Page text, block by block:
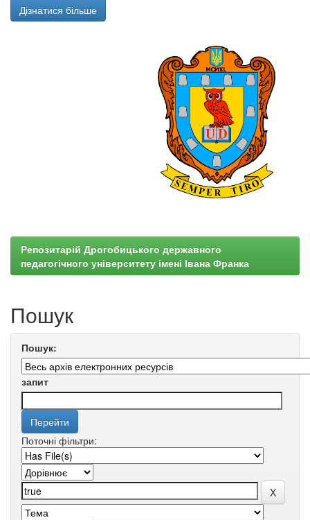
Дізнатися більше
Репозитарій Дрогобицького державного
педагогічного університету імені Івана Франка
Пошук
Пошук:
запит
Поточні фільтри: